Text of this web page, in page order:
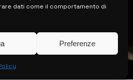
dati come il comportamento di
Preferenze